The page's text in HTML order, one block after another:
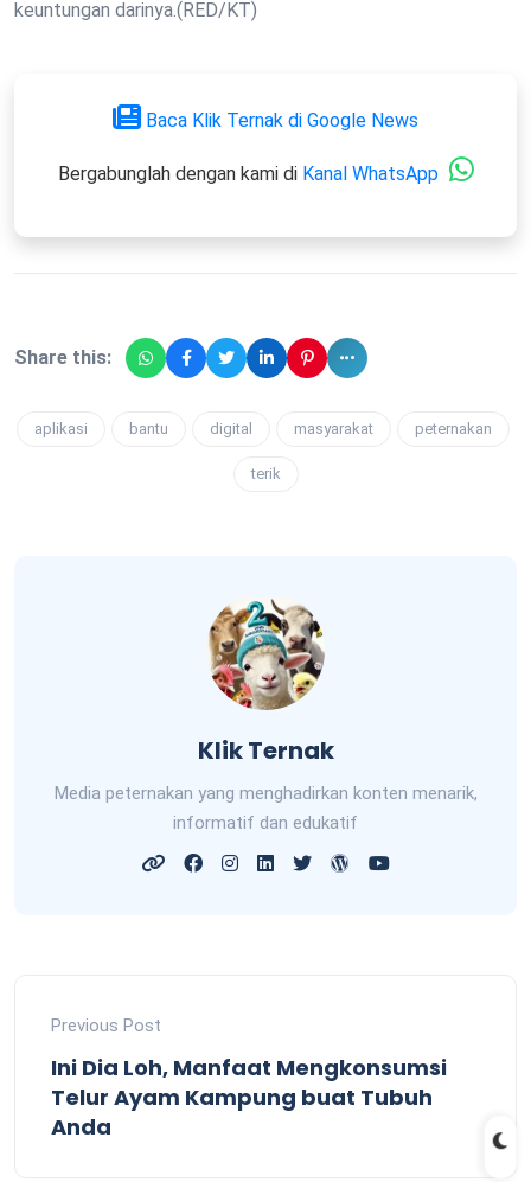
keuntungan darinya.(RED/KT)
Baca Klik Ternak di Google News
Bergabunglah dengan kami di Kanal WhatsApp
Share this:
aplikasi bantu digital masyarakat peternakan
terik
Klik Ternak
Media peternakan yang menghadirkan konten menarik,
informatif dan edukatif
Previous Post
Ini Dia Loh, Manfaat Mengkonsumsi
Telur Ayam Kampung buat Tubuh
Anda